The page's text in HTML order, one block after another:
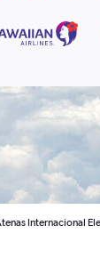
Internacional